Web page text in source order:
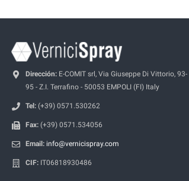
Dirección: E-COMIT srl, Via Giuseppe Di Vittorio, 93-
95 - Z.I. Terrafino - 50053 EMPOLI (FI) Italy
Tel: (+39) 0571.530262
Fax: (+39) 0571.534056
Email: info@vernicispray.com
CIF: IT06818930486